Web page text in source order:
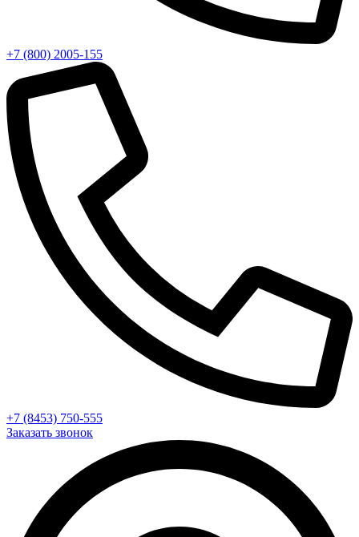
+7 (800) 2005-155
+7 (8453) 750-555
Заказать звонок